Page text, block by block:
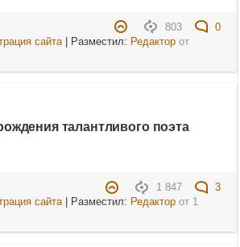
803
0
сайта| Разместил: Редакторот
талантливого поэта
1 847
3
сайта| Разместил: Редакторот 1